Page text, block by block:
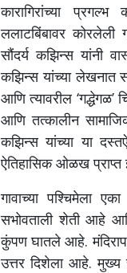
कारागिरांच्या
ललाटबिंबावर कोरलेली
सौंदर्य कझिन्स यांनी
कझिन्स यांच्या लेखनात
आणि त्यावरील ‘गद्धेगळ’
आणि तत्कालीन
कझिन्स यांच्या या
ऐतिहासिक ओळख प्राप्त
गावाच्या पश्चिमेला
सभोवताली शेती आहे आणि
कुंपण घातले आहे.
उत्तर दिशेला आहे.